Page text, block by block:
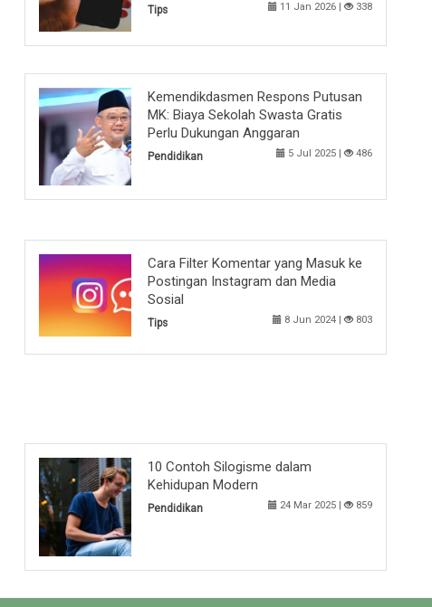
Tips 11 Jan 2026 | 338
Kemendikdasmen Respons Putusan
MK: Biaya Sekolah Swasta Gratis
Perlu Dukungan Anggaran
Pendidikan 5 Jul 2025 | 486
Cara Filter Komentar yang Masuk ke
Postingan Instagram dan Media
Sosial
Tips 8 Jun 2024 | 803
10 Contoh Silogisme dalam
Kehidupan Modern
Pendidikan 24 Mar 2025 | 859